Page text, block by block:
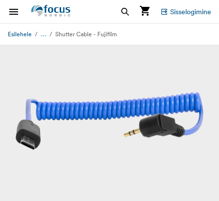
Sisselogimine
Esilehele ... Shutter Cable - Fujifilm